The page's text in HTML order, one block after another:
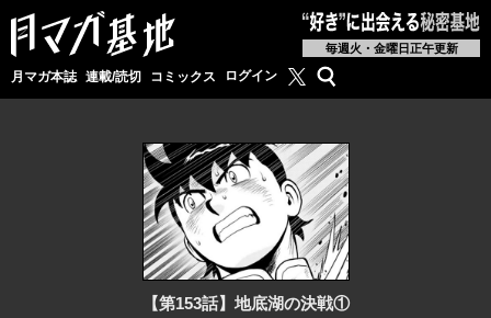
毎週火・金曜日正午更新
月マガ本誌 連載/読切 コミックス ログイン 月マガ基地公式X
検索
【第153話】地底湖の決戦①